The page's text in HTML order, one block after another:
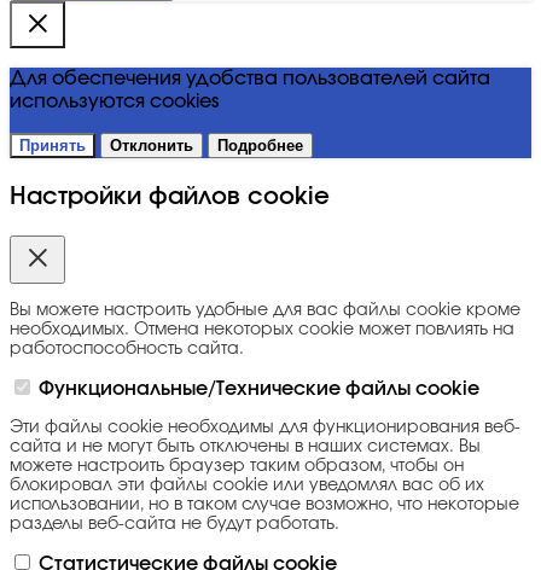
Для обеспечения удобства пользователей сайта
используются cookies
Принять Отклонить Подробнее
Настройки файлов cookie
Вы можете настроить удобные для вас файлы cookie кроме
необходимых. Отмена некоторых cookie может повлиять на
работоспособность сайта.
Функциональные/Технические файлы cookie
Эти файлы cookie необходимы для функционирования веб-
сайта и не могут быть отключены в наших системах. Вы
можете настроить браузер таким образом, чтобы он
блокировал эти файлы cookie или уведомлял вас об их
использовании, но в таком случае возможно, что некоторые
разделы веб-сайта не будут работать.
Статистические файлы cookie